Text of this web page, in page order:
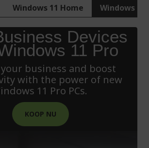
Windows 11 Home Windows 11
Devices
11 Pro
business and boost
with the power of new
11 Pro PCs.
KOOP NU